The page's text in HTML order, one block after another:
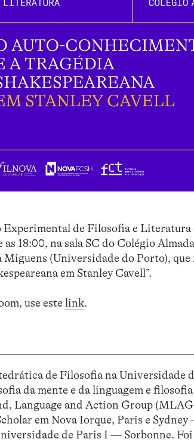
Experimental de Filosofia e
as 18:00, na sala SC do Colégio
Miguens (Universidade do Porto), que
em Stanley Cavell”.
use estelink.
de Filosofia na Universidade
da mente e da linguagem e
Language and Action Group
em Nova Iorque, Paris e
de Paris I — Sorbonne. Foi